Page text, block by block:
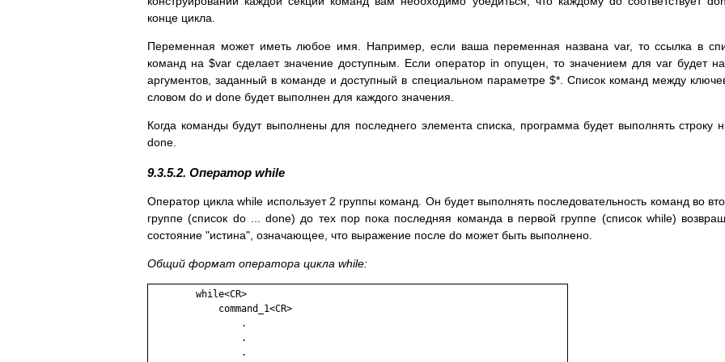
конце цикла.
Переменная может иметь любое имя. Например, если ваша переменная названа var, то ссылка в
команд на $var сделает значение доступным. Если оператор in опущен, то значением для var будет
аргументов, заданный в команде и доступный в специальном параметре $*. Список команд между
словом do и done будет выполнен для каждого значения.
Когда команды будут выполнены для последнего элемента списка, программа будет выполнять строку
done.
9.3.5.2. Оператор while
Оператор цикла while использует 2 группы команд. Он будет выполнять последовательность команд во
группе (список do ... done) до тех пор пока последняя команда в первой группе (список while)
состояние "истина", означающее, что выражение после do может быть выполнено.
Общий формат оператора цикла while:
        while<CR>
            command_1<CR>
                .
                .
                .